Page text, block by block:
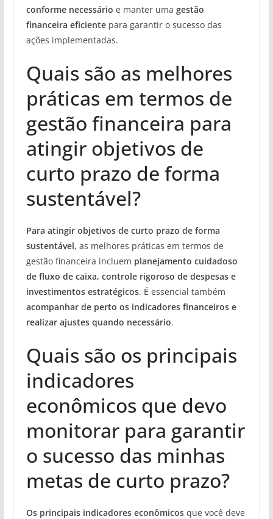
conforme necessário e manter uma gestão
financeira eficientepara garantir o sucesso das
ações implementadas.
Quais são as melhores
práticas em termos de
gestão financeira para
atingir objetivos de
curto prazo de forma
sustentável?
Para atingir objetivos de curto prazo de forma
sustentável, as melhores práticas em termos de
gestão financeira incluem planejamento cuidadoso
de fluxo de caixa, controle rigoroso de despesas e
investimentos estratégicos. É essencial também
acompanhar de perto os indicadores financeiros e
realizar ajustes quando necessário.
Quais são os principais
indicadores
econômicos que devo
monitorar para garantir
o sucesso das minhas
metas de curto prazo?
Os principais indicadores econômicosque você deve